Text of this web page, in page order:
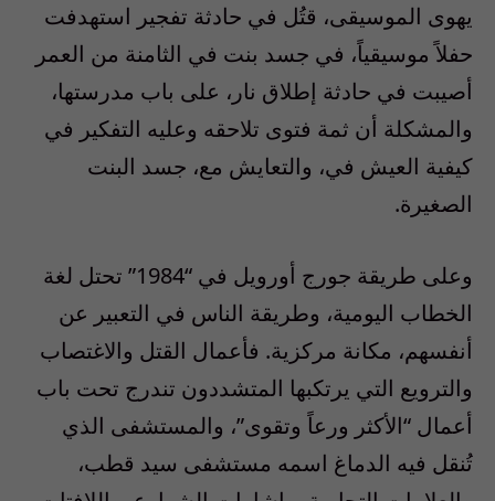
يهوى الموسيقى، قتُل في حادثة تفجير استهدفت
حفلاً موسيقياً، في جسد بنت في الثامنة من العمر
أصيبت في حادثة إطلاق نار، على باب مدرستها،
والمشكلة أن ثمة فتوى تلاحقه وعليه التفكير في
كيفية العيش في، والتعايش مع، جسد البنت
الصغيرة.
وعلى طريقة جورج أورويل في “1984” تحتل لغة
الخطاب اليومية، وطريقة الناس في التعبير عن
أنفسهم، مكانة مركزية. فأعمال القتل والاغتصاب
والترويع التي يرتكبها المتشددون تندرج تحت باب
أعمال “الأكثر ورعاً وتقوى”، والمستشفى الذي
تُنقل فيه الدماغ اسمه مستشفى سيد قطب،